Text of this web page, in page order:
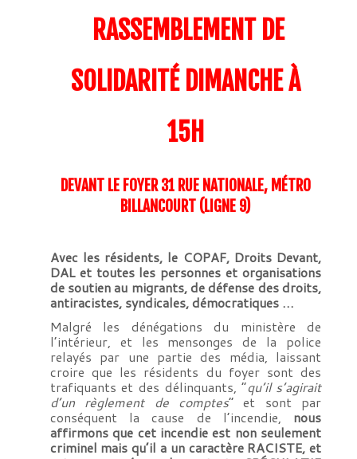
RASSEMBLEMENT DE
SOLIDARITÉ DIMANCHE À
15H
DEVANT LE FOYER 31 RUE NATIONALE, MÉTRO
BILLANCOURT (LIGNE 9)
Avec les résidents, le COPAF, Droits Devant,
DAL et toutes les personnes et organisations
de soutien au migrants, de défense des droits,
antiracistes, syndicales, démocratiques …
Malgré les dénégations du ministère de
l’intérieur, et les mensonges de la police
relayés par une partie des média, laissant
croire que les résidents du foyer sont des
trafiquants et des délinquants, “qu’il s’agirait
d’un règlement de comptes” et sont par
conséquent la cause de l’incendie, nous
affirmons que cet incendie est non seulement
criminel mais qu’il a un caractère RACISTE, et